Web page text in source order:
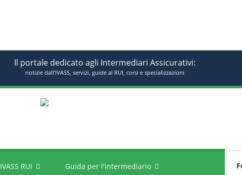
Il portale dedicato agli Intermediari Assicurativi:
notizie dall’IVASS, servizi, guide al RUI, corsi e specializzazioni
IVASS RUI Guida per l'intermediario